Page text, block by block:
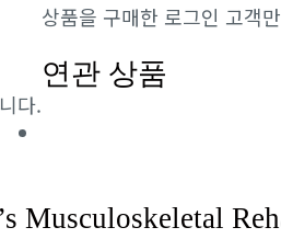
다.
상품을 구매한 로그인 고객
연관 상품
Musculoskeletal